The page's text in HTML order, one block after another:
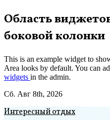
Перейти
к
содержимому
Область
боковой колонки
This is an example widget to
Area looks by default. You can
widgets in the admin.
Сб. Авг 8th, 2026
Интересный отдых